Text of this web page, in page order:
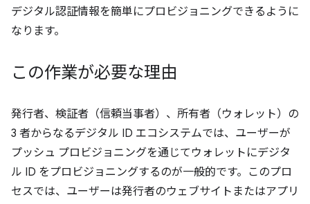
デジタル認証情報を簡単にプロビジョニングできるように
なります。
この作業が必要な理由
発行者、検証者（信頼当事者）、所有者（ウォレット）の
3 者からなるデジタル ID エコシステムでは、ユーザーが
プッシュ プロビジョニングを通じてウォレットにデジタ
ル ID をプロビジョニングするのが一般的です。このプロ
セスでは、ユーザーは発行者のウェブサイトまたはアプリ